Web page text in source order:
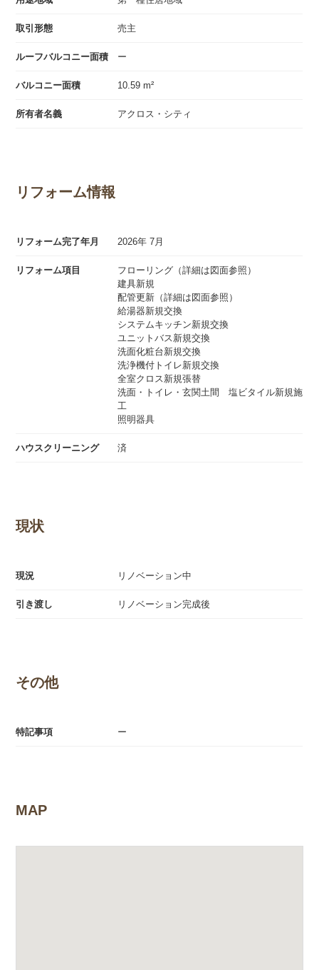
取引形態 売主
ルーフバルコニー面積 ー
バルコニー面積 10.59 m²
所有者名義 アクロス・シティ
リフォーム情報
リフォーム完了年月 2026年 7月
リフォーム項目
フローリング（詳細は図面参照）
建具新規
配管更新（詳細は図面参照）
給湯器新規交換
システムキッチン新規交換
ユニットバス新規交換
洗面化粧台新規交換
洗浄機付トイレ新規交換
全室クロス新規張替
洗面・トイレ・玄関土間 塩ビタイル新規施
工
照明器具
ハウスクリーニング 済
現状
現況 リノベーション中
引き渡し リノベーション完成後
その他
特記事項 ー
MAP